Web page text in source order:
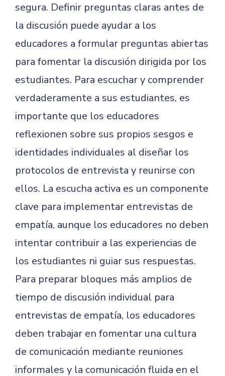
segura. Definir preguntas claras antes de
la discusión puede ayudar a los
educadores a formular preguntas abiertas
para fomentar la discusión dirigida por los
estudiantes. Para escuchar y comprender
verdaderamente a sus estudiantes, es
importante que los educadores
reflexionen sobre sus propios sesgos e
identidades individuales al diseñar los
protocolos de entrevista y reunirse con
ellos. La escucha activa es un componente
clave para implementar entrevistas de
empatía, aunque los educadores no deben
intentar contribuir a las experiencias de
los estudiantes ni guiar sus respuestas.
Para preparar bloques más amplios de
tiempo de discusión individual para
entrevistas de empatía, los educadores
deben trabajar en fomentar una cultura
de comunicación mediante reuniones
informales y la comunicación fluida en el